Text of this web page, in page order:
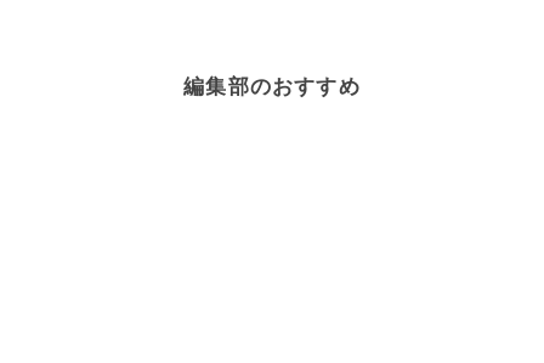
編集部のおすすめ